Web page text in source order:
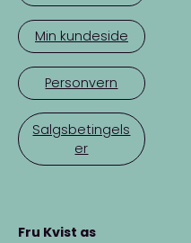
Min kundeside
Personvern
Salgsbetingels
er
Fru Kvist as